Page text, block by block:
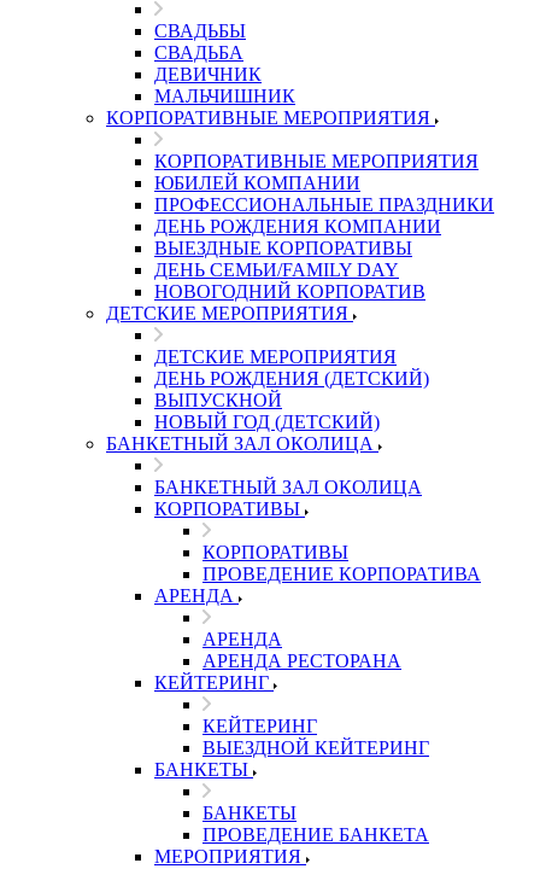
СВАДЬБЫ
СВАДЬБА
ДЕВИЧНИК
МАЛЬЧИШНИК
КОРПОРАТИВНЫЕ МЕРОПРИЯТИЯ
КОРПОРАТИВНЫЕ МЕРОПРИЯТИЯ
ЮБИЛЕЙ КОМПАНИИ
ПРОФЕССИОНАЛЬНЫЕ ПРАЗДНИКИ
ДЕНЬ РОЖДЕНИЯ КОМПАНИИ
ВЫЕЗДНЫЕ КОРПОРАТИВЫ
ДЕНЬ СЕМЬИ/FAMILY DAY
НОВОГОДНИЙ КОРПОРАТИВ
ДЕТСКИЕ МЕРОПРИЯТИЯ
ДЕТСКИЕ МЕРОПРИЯТИЯ
ДЕНЬ РОЖДЕНИЯ (ДЕТСКИЙ)
ВЫПУСКНОЙ
НОВЫЙ ГОД (ДЕТСКИЙ)
БАНКЕТНЫЙ ЗАЛ ОКОЛИЦА
БАНКЕТНЫЙ ЗАЛ ОКОЛИЦА
КОРПОРАТИВЫ
КОРПОРАТИВЫ
ПРОВЕДЕНИЕ КОРПОРАТИВА
АРЕНДА
АРЕНДА
АРЕНДА РЕСТОРАНА
КЕЙТЕРИНГ
КЕЙТЕРИНГ
ВЫЕЗДНОЙ КЕЙТЕРИНГ
БАНКЕТЫ
БАНКЕТЫ
ПРОВЕДЕНИЕ БАНКЕТА
МЕРОПРИЯТИЯ